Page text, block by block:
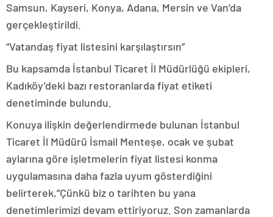
Samsun, Kayseri, Konya, Adana, Mersin ve Van’da
gerçekleştirildi.
“Vatandaş fiyat listesini karşılaştırsın”
Bu kapsamda İstanbul Ticaret İl Müdürlüğü ekipleri,
Kadıköy’deki bazı restoranlarda fiyat etiketi
denetiminde bulundu.
Konuya ilişkin değerlendirmede bulunan İstanbul
Ticaret İl Müdürü İsmail Menteşe, ocak ve şubat
aylarına göre işletmelerin fiyat listesi konma
uygulamasına daha fazla uyum gösterdiğini
belirterek,”Çünkü biz o tarihten bu yana
denetimlerimizi devam ettiriyoruz. Son zamanlarda